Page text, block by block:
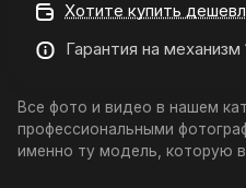
Хотите купить
Гарантия на механизм
Все фото и видео в нашем
профессиональными
именно ту модель, которую